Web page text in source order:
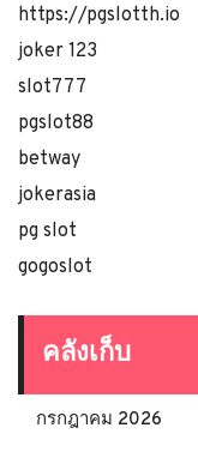
https://pgslotth.io
joker 123
slot777
pgslot88
betway
jokerasia
pg slot
gogoslot
คลังเก็บ
กรกฎาคม 2026